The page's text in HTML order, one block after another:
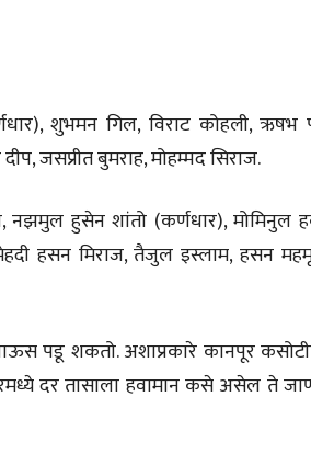
शुभमन गिल, विराट कोहली, ऋषभ
जसप्रीत बुमराह, मोहम्मद सिराज.
नझमुल हुसेन शांतो (कर्णधार), मोमिनुल
हसन मिराज, तैजुल इस्लाम, हसन
पडू शकतो. अशाप्रकारे कानपूर
दर तासाला हवामान कसे असेल ते